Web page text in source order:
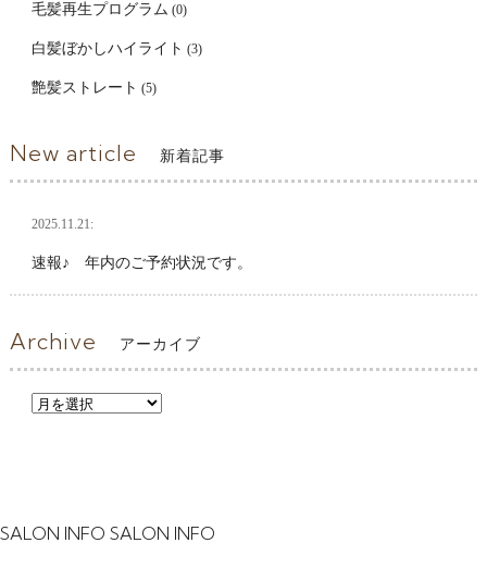
毛髪再生プログラム (0)
白髪ぼかしハイライト (3)
艶髪ストレート (5)
New article 新着記事
2025.11.21:
速報♪ 年内のご予約状況です。
Archive アーカイブ
SALON INFO SALON INFO